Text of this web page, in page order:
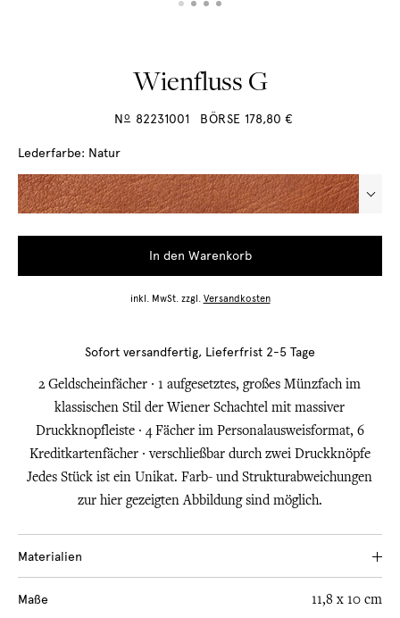
Wienfluss G
No 82231001 BÖRSE 178,80 €
2 Geldscheinfächer ∙ 1 aufgesetztes, großes Münzfach im
klassischen Stil der Wiener Schachtel mit massiver
Druckknopfleiste ∙ 4 Fächer im Personalausweisformat, 6
Kreditkartenfächer ∙ verschließbar durch zwei Druckknöpfe
Jedes Stück ist ein Unikat. Farb- und Strukturabweichungen
zur hier gezeigten Abbildung sind möglich.
Materialien
traditionelle Grubengerbung. Strapazierfähiges Köpergewebe.
Maße 11,8 x 10 cm
Lederfarbe: Natur
In den Warenkorb
inkl. MwSt. zzgl. Versandkosten
Sofort versandfertig, Lieferfrist 2-5 Tage